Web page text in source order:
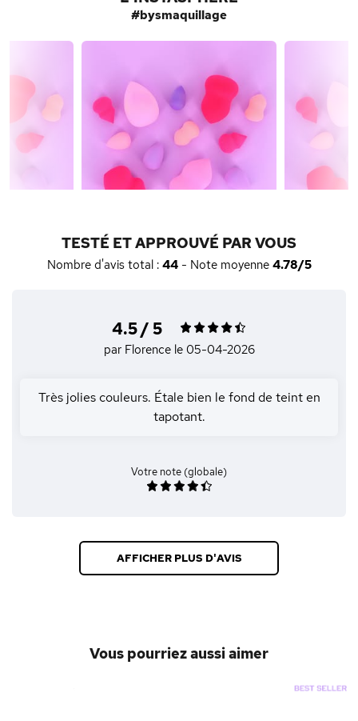
#bysmaquillage
TESTÉ ET APPROUVÉ PAR VOUS
Nombre d'avis total : 44- Note moyenne 4.78/5
4.5 / 5
par Florence le 05-04-2026
Très jolies couleurs. Étale bien le fond de teint en
tapotant.
Votre note (globale)
AFFICHER PLUS D'AVIS
Vous pourriez aussi aimer